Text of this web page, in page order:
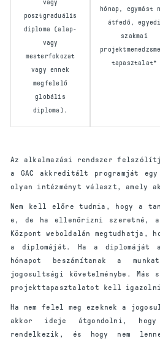
vagy
posztgraduális
diploma (alap-
vagy
mesterfokozat
vagy ennek
megfelelő
globális
diploma).
hónap, egymást
átfedő, egyedi
szakmai
tapasztalat*
Az alkalmazási rendszer
a GAC akkreditált programját
olyan intézményt választ, amely
Nem kell előre tudnia, hogy a
e, de ha ellenőrizni szeretné, a
Központ weboldalán megtudhatja,
a diplomáját. Ha a diplomáját
hónapot beszámítanak a
jogosultsági követelménybe. Más
projekttapasztalatot kell
Ha nem felel meg ezeknek a
akkor ideje átgondolni, hogy
rendelkezik, és hogy nem